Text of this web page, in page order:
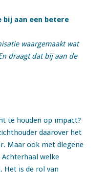
bij aan een betere
waargemaakt wat
draagt dat bij aan de
te houden op impact?
daarover het
Maar ook met diegene
welke
Het is de rol van